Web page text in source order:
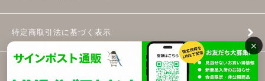
特定商取引法に基づく表示
×